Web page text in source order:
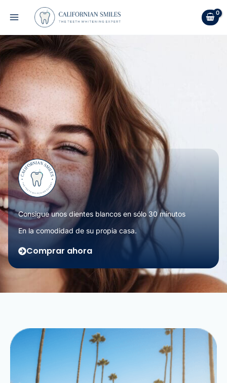
Consigue unos dientes blancos en sólo 30 minutos
En la comodidad de su propia casa.
Comprar ahora